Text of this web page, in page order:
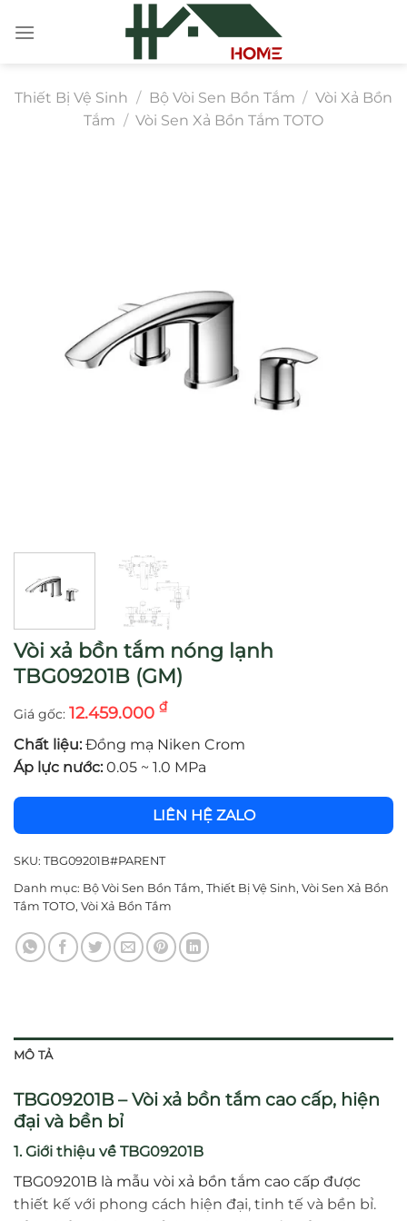
đến
Thiết Bị Vệ Sinh / Bộ Vòi Sen Bồn Tắm / Vòi Xả Bồn
Tắm / Vòi Sen Xả Bồn Tắm TOTO
Vòi xả bồn tắm nóng lạnh
TBG09201B (GM)
12.459.000 ₫
Chất liệu: Đồng mạ Niken Crom
Áp lực nước: 0.05 ~ 1.0 MPa
LIÊN HỆ ZALO
SKU: TBG09201B#PARENT
Danh mục: Bộ Vòi Sen Bồn Tắm, Thiết Bị Vệ Sinh, Vòi Sen Xả Bồn
Tắm TOTO, Vòi Xả Bồn Tắm
MÔ TẢ
TBG09201B – Vòi xả bồn tắm cao cấp, hiện
đại và bền bỉ
1. Giới thiệu về TBG09201B
TBG09201B là mẫu vòi xả bồn tắm cao cấp được
thiết kế với phong cách hiện đại, tinh tế và bền bỉ.